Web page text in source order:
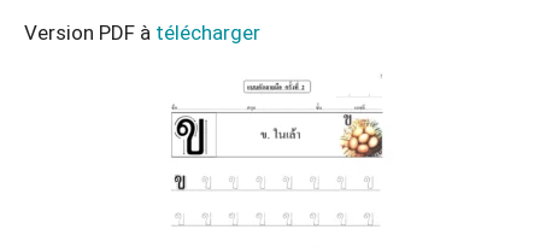
Version PDF à télécharger